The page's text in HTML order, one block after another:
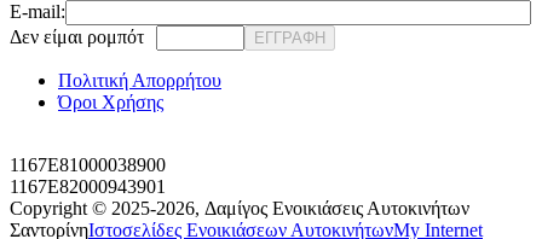
E-mail:
Δεν είμαι ρομπότ
ΕΓΓΡΑΦΗ
Πολιτική Απορρήτου
Όροι Χρήσης
1167E81000038900
1167E82000943901
Copyright © 2025-2026, Δαμίγος Ενοικιάσεις Αυτοκινήτων
ΣαντορίνηΙστοσελίδες Ενοικιάσεων ΑυτοκινήτωνMy Internet